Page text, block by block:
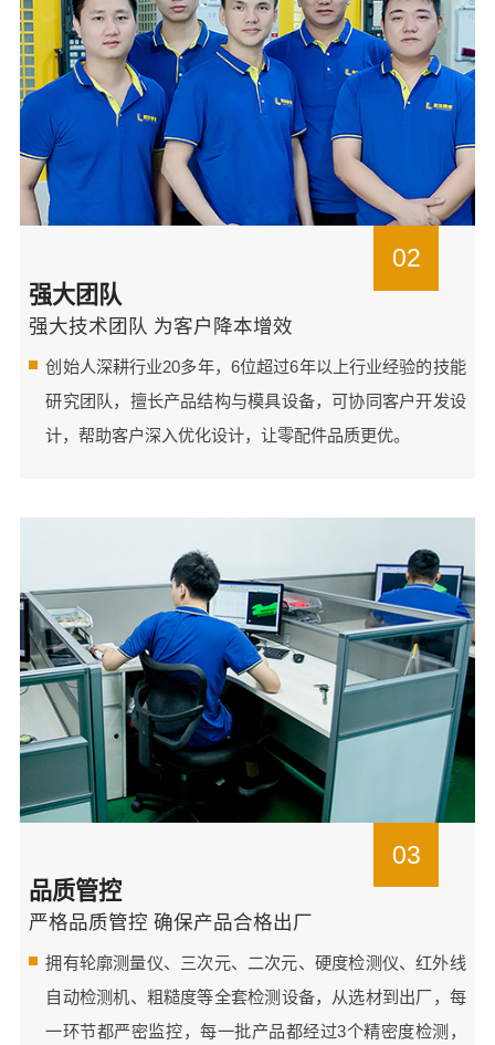
02
强大团队
强大技术团队 为客户降本增效
创始人深耕行业20多年，6位超过6年以上行业经验的技能
研究团队，擅长产品结构与模具设备，可协同客户开发设
计，帮助客户深入优化设计，让零配件品质更优。
03
品质管控
严格品质管控 确保产品合格出厂
拥有轮廓测量仪、三次元、二次元、硬度检测仪、红外线
自动检测机、粗糙度等全套检测设备，从选材到出厂，每
一环节都严密监控，每一批产品都经过3个精密度检测，